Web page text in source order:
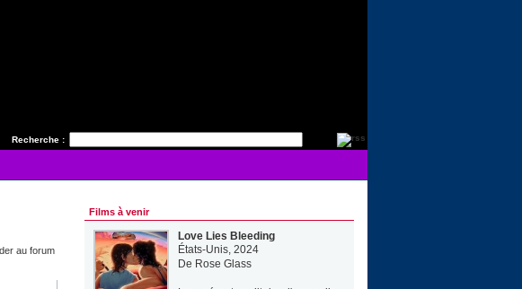
Recherche :
Films à venir
Love Lies Bleeding
États-Unis, 2024
De Rose Glass